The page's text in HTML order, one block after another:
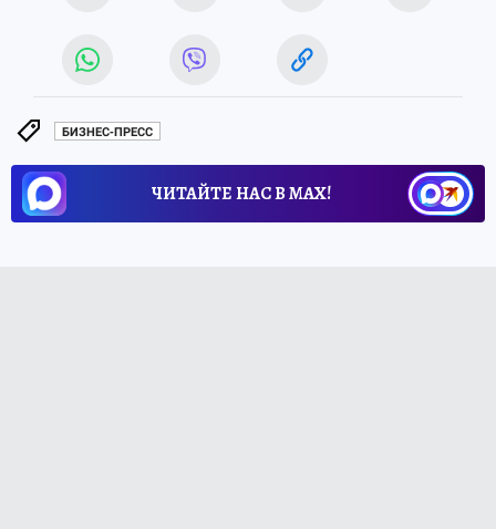
БИЗНЕС-ПРЕСС
ЧИТАЙТЕ НАС В МАХ!